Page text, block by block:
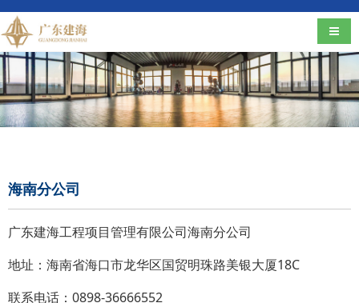
导航
海南分公司
广东建海工程项目管理有限公司海南分公司
地址：海南省海口市龙华区国贸明珠路美银大厦18C
联系电话：0898-36666552